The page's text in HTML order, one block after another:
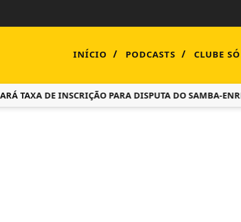
INÍCIO / PODCASTS / CLUBE
DE INSCRIÇÃO PARA DISPUTA DO SAMBA-